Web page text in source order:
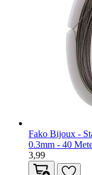
Fako Bijoux -
0.3mm - 40
3,99